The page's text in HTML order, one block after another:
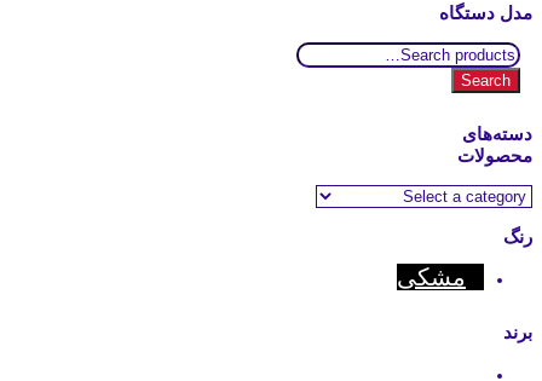
مدل دستگاه
Search
for:
Search
دسته‌های
محصولات
رنگ
مشکی
برند